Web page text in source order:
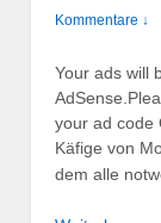
Kommentare ↓
Your ads will
your ad code
Käfige von
dem alle